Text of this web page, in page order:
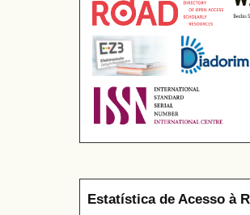
Estatística de Acesso à